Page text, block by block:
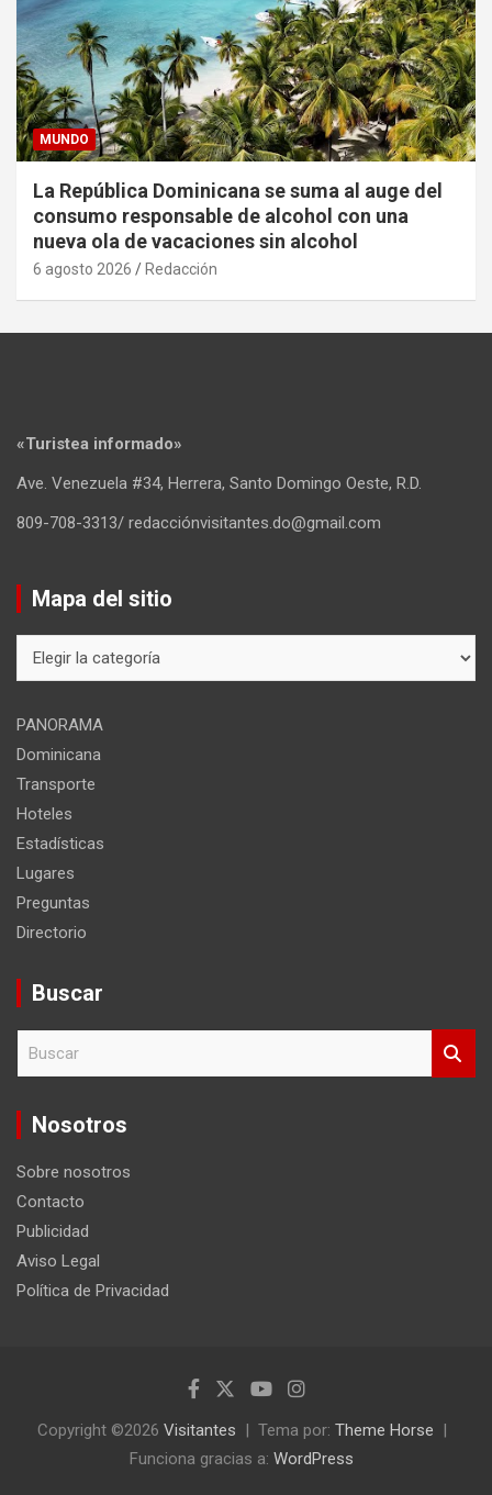
MUNDO
La República Dominicana se suma al auge del
consumo responsable de alcohol con una
nueva ola de vacaciones sin alcohol
6 agosto 2026 Redacción
«Turistea informado»
Ave. Venezuela #34, Herrera, Santo Domingo Oeste, R.D.
809-708-3313/ redacciónvisitantes.do@gmail.com
Mapa del sitio
del
PANORAMA
Dominicana
Transporte
Hoteles
Estadísticas
Lugares
Preguntas
Directorio
Buscar
c
Nosotros
Sobre nosotros
Contacto
Publicidad
Aviso Legal
Política de Privacidad
Copyright ©2026 Visitantes Tema por: Theme Horse
Funciona gracias a: WordPress